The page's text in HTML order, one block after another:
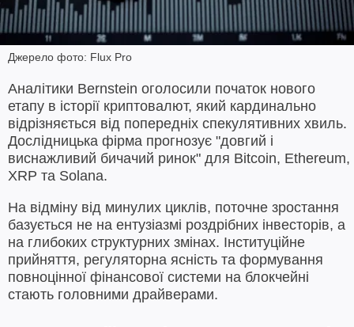
Джерело фото: Flux Pro
Аналітики Bernstein оголосили початок нового
етапу в історії криптовалют, який кардинально
відрізняється від попередніх спекулятивних хвиль.
Дослідницька фірма прогнозує "довгий і
виснажливий бичачий ринок" для Bitcoin, Ethereum,
XRP та Solana.
На відміну від минулих циклів, поточне зростання
базується не на ентузіазмі роздрібних інвесторів, а
на глибоких структурних змінах. Інституційне
прийняття, регуляторна ясність та формування
повноцінної фінансової системи на блокчейні
стають головними драйверами.